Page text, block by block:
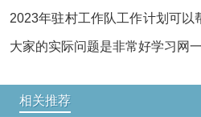
2023年驻村工作队工作计划可以
大家的实际问题是非常好学习网
相关推荐